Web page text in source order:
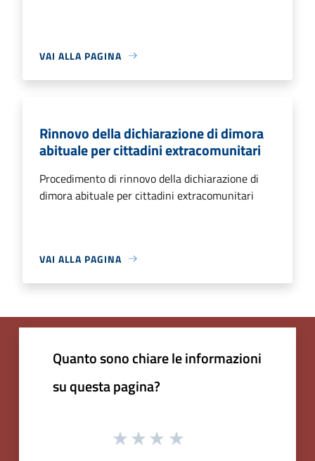
VAI ALLA PAGINA
Rinnovo della dichiarazione di dimora
abituale per cittadini extracomunitari
Procedimento di rinnovo della dichiarazione di
dimora abituale per cittadini extracomunitari
VAI ALLA PAGINA
Quanto sono chiare le informazioni
su questa pagina?